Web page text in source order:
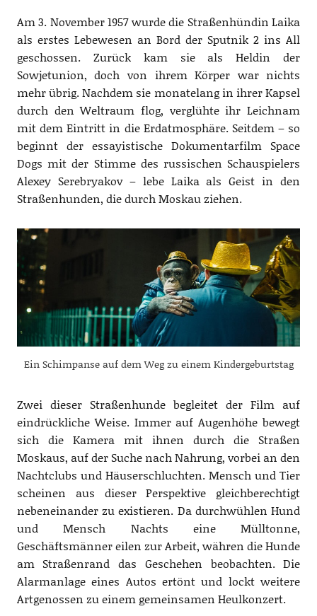
Am 3. November 1957 wurde die Straßenhündin Laika
als erstes Lebewesen an Bord der Sputnik 2 ins All
geschossen. Zurück kam sie als Heldin der
Sowjetunion, doch von ihrem Körper war nichts
mehr übrig. Nachdem sie monatelang in ihrer Kapsel
durch den Weltraum flog, verglühte ihr Leichnam
mit dem Eintritt in die Erdatmosphäre. Seitdem – so
beginnt der essayistische Dokumentarfilm Space
Dogs mit der Stimme des russischen Schauspielers
Alexey Serebryakov – lebe Laika als Geist in den
Straßenhunden, die durch Moskau ziehen.
Ein Schimpanse auf dem Weg zu einem Kindergeburtstag
Zwei dieser Straßenhunde begleitet der Film auf
eindrückliche Weise. Immer auf Augenhöhe bewegt
sich die Kamera mit ihnen durch die Straßen
Moskaus, auf der Suche nach Nahrung, vorbei an den
Nachtclubs und Häuserschluchten. Mensch und Tier
scheinen aus dieser Perspektive gleichberechtigt
nebeneinander zu existieren. Da durchwühlen Hund
und Mensch Nachts eine Mülltonne,
Geschäftsmänner eilen zur Arbeit, währen die Hunde
am Straßenrand das Geschehen beobachten. Die
Alarmanlage eines Autos ertönt und lockt weitere
Artgenossen zu einem gemeinsamen Heulkonzert.